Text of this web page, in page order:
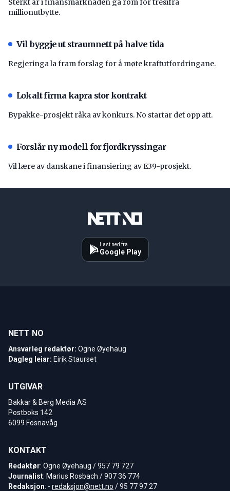
Sterkt år i finansmarknaden ga rom for tresifra
millionutbytte.
Vil byggje ut straumnett på halve tida
Regjeringa la fram forslag for å møte kraftutfordringane.
Lokalt firma kapra stor kontrakt
Bypakke-prosjekt råka av konkurs. No startar det opp att.
Forslår ny modell for fjordkryssingar
Vil lære av danskane i finansiering av E39-prosjekt.
Last ned fra
Google Play
NETT NO
Ansvarleg redaktør: Ogne Øyehaug
Dagleg leiar: Eirik Staurset
UTGIVAR
Bakkar & Berg Media AS
Postboks 142
6099 Fosnavåg
KONTAKT
Redaktør: Ogne Øyehaug / 957 79 727
Journalist: Marius Rosbach / 907 36 774
Redaksjon: - redaksjon@nett.no / 95 77 97 27